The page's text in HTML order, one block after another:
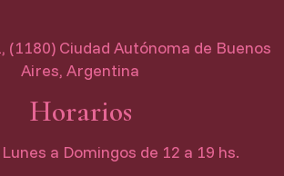
(1180) Ciudad Autónoma de Buenos
Aires, Argentina
Horarios
a Domingos de 12 a 19 hs.